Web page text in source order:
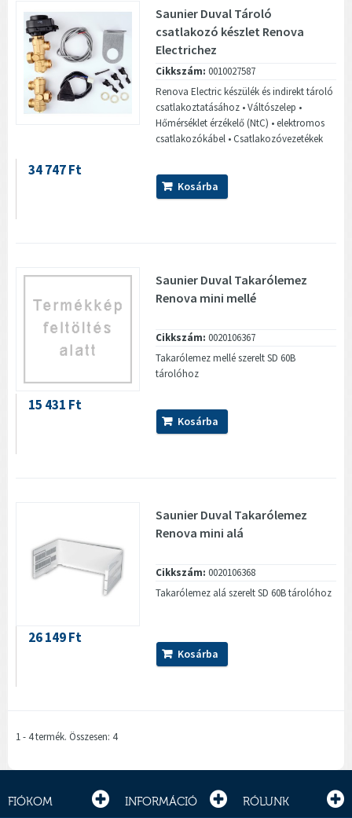
Saunier Duval Tároló
csatlakozó készlet Renova
Electrichez
Cikkszám: 0010027587
Renova Electric készülék és indirekt tároló
csatlakoztatásához • Váltószelep •
Hőmérséklet érzékelő (NtC) • elektromos
csatlakozókábel • Csatlakozóvezetékek
34 747 Ft
Kosárba
Saunier Duval Takarólemez
Renova mini mellé
Cikkszám: 0020106367
Takarólemez mellé szerelt SD 60B
tárolóhoz
15 431 Ft
Kosárba
Saunier Duval Takarólemez
Renova mini alá
Cikkszám: 0020106368
Takarólemez alá szerelt SD 60B tárolóhoz
26 149 Ft
Kosárba
1 - 4 termék. Összesen: 4
FIÓKOM INFORMÁCIÓ RÓLUNK